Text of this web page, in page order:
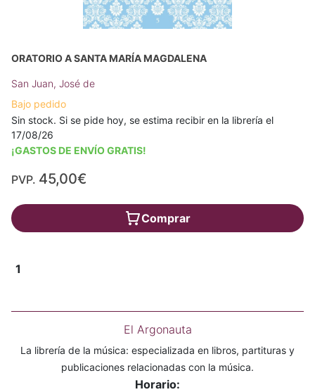
ORATORIO A SANTA MARÍA MAGDALENA
San Juan, José de
Bajo pedido
Sin stock. Si se pide hoy, se estima recibir en la librería el
17/08/26
¡GASTOS DE ENVÍO GRATIS!
PVP. 45,00€
Comprar
1
El Argonauta
La librería de la música: especializada en libros, partituras y
publicaciones relacionadas con la música.
Horario: